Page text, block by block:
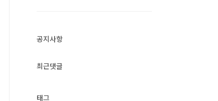
공지사항
최근댓글
태그